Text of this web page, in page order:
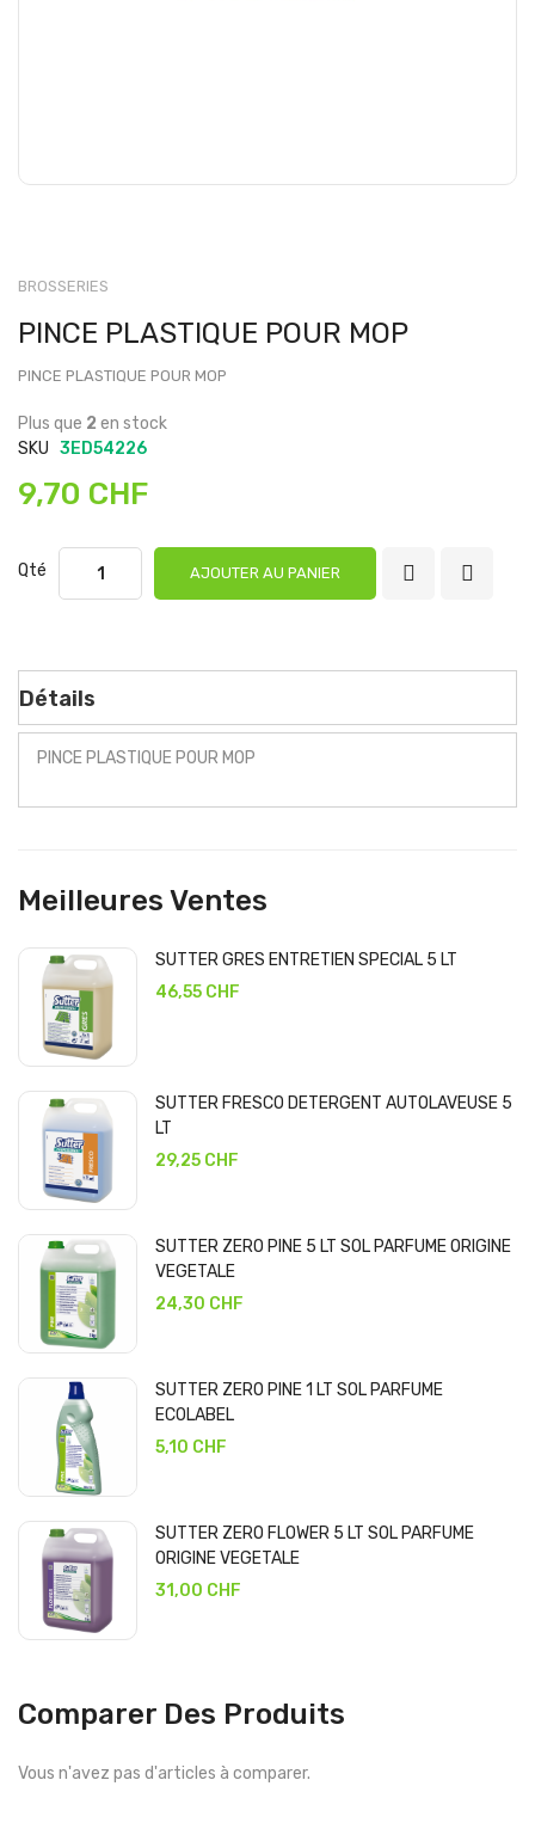
BROSSERIES
PINCE PLASTIQUE POUR MOP
PINCE PLASTIQUE POUR MOP
Plus que 2 en stock
SKU 3ED54226
9,70 CHF
Qté AJOUTER AU PANIER
Détails
PINCE PLASTIQUE POUR MOP
Meilleures Ventes
SUTTER GRES ENTRETIEN SPECIAL 5 LT
46,55 CHF
SUTTER FRESCO DETERGENT AUTOLAVEUSE 5
LT
29,25 CHF
SUTTER ZERO PINE 5 LT SOL PARFUME ORIGINE
VEGETALE
24,30 CHF
SUTTER ZERO PINE 1 LT SOL PARFUME
ECOLABEL
5,10 CHF
SUTTER ZERO FLOWER 5 LT SOL PARFUME
ORIGINE VEGETALE
31,00 CHF
Comparer Des Produits
Vous n'avez pas d'articles à comparer.